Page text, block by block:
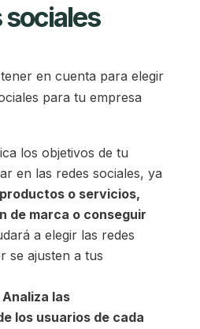
sociales
en cuenta para elegir
para tu empresa
los objetivos de tu
en las redes sociales, ya
o servicios,
de marca o conseguir
a elegir las redes
se ajusten a tus
Analiza las
los usuarios de cada